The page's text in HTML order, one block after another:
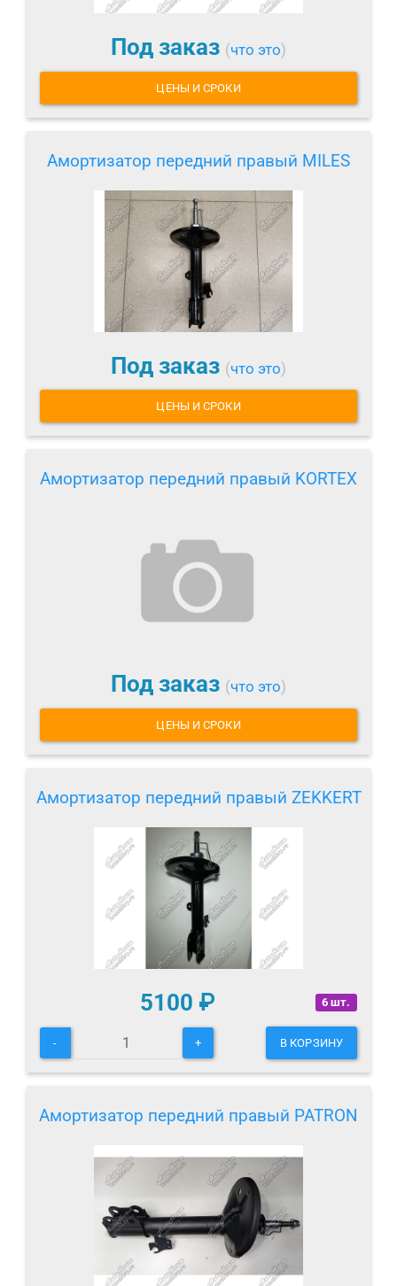
Под заказ (что это)
ЦЕНЫ И СРОКИ
Амортизатор передний правый MILES
Под заказ (что это)
ЦЕНЫ И СРОКИ
Амортизатор передний правый KORTEX
Под заказ (что это)
ЦЕНЫ И СРОКИ
Амортизатор передний правый ZEKKERT
6 шт.
5100 ₽
- + В КОРЗИНУ
Амортизатор передний правый PATRON